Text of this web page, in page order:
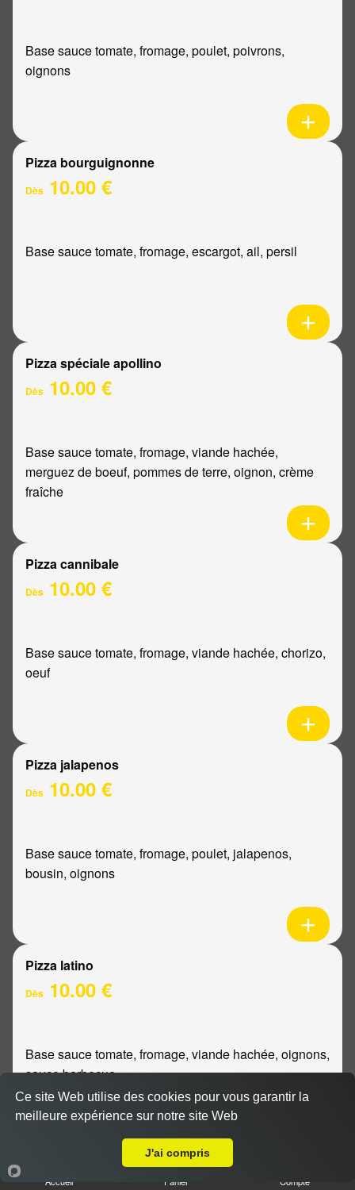
Base sauce tomate, fromage, poulet, poivrons,
oignons
Pizza bourguignonne
Dès 10.00 €
Base sauce tomate, fromage, escargot, ail, persil
Pizza spéciale apollino
Dès 10.00 €
Base sauce tomate, fromage, viande hachée,
merguez de boeuf, pommes de terre, oignon, crème
fraîche
Pizza cannibale
Dès 10.00 €
Base sauce tomate, fromage, viande hachée, chorizo,
oeuf
Pizza jalapenos
Dès 10.00 €
Base sauce tomate, fromage, poulet, jalapenos,
bousin, oignons
Pizza latino
Dès 10.00 €
Base sauce tomate, fromage, viande hachée, oignons,
sauce barbecue
Accueil Panier Compte
Ce site Web utilise des cookies pour vous garantir la
meilleure expérience sur notre site Web
J'ai compris